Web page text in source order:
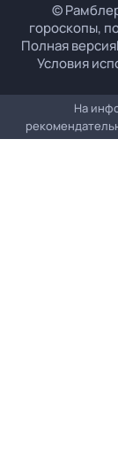
©
гороскопы,
Полная версия
Условия
На